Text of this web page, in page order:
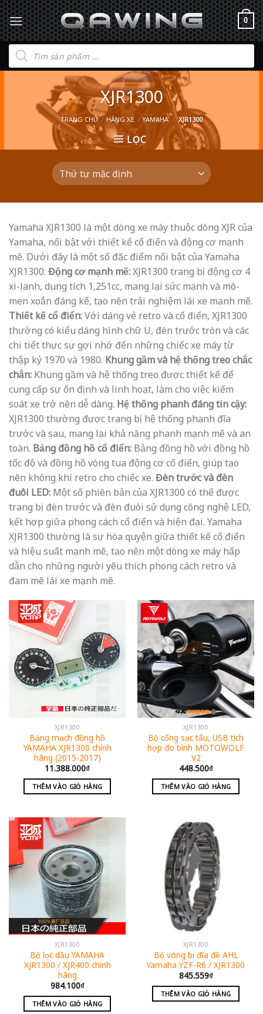
0
Tìm
kiếm
sản
phẩm
XJR1300
TRANG CHỦ / HÃNG XE / YAMAHA / XJR1300
LỌC
Yamaha XJR1300 là một dòng xe máy thuộc dòng XJR của
Yamaha, nổi bật với thiết kế cổ điển và động cơ mạnh
mẽ. Dưới đây là một số đặc điểm nổi bật của Yamaha
XJR1300: Động cơ mạnh mẽ:XJR1300 trang bị động cơ 4
xi-lanh, dung tích 1,251cc, mang lại sức mạnh và mô-
men xoắn đáng kể, tạo nên trải nghiệm lái xe mạnh mẽ.
Thiết kế cổ điển:Với dáng vẻ retro và cổ điển, XJR1300
thường có kiểu dáng hình chữ U, đèn trước tròn và các
chi tiết thực sự gợi nhớ đến những chiếc xe máy từ
thập kỷ 1970 và 1980. Khung gầm và hệ thống treo chắc
chắn: Khung gầm và hệ thống treo được thiết kế để
cung cấp sự ổn định và linh hoạt, làm cho việc kiểm
soát xe trở nên dễ dàng. Hệ thống phanh đáng tin cậy:
XJR1300 thường được trang bị hệ thống phanh đĩa
trước và sau, mang lại khả năng phanh mạnh mẽ và an
toàn. Bảng đồng hồ cổ điển: Bảng đồng hồ với đồng hồ
tốc độ và đồng hồ vòng tua động cơ cổ điển, giúp tạo
nên không khí retro cho chiếc xe. Đèn trước và đèn
đuôi LED: Một số phiên bản của XJR1300 có thể được
trang bị đèn trước và đèn đuôi sử dụng công nghệ LED,
kết hợp giữa phong cách cổ điển và hiện đại. Yamaha
XJR1300 thường là sự hòa quyện giữa thiết kế cổ điển
và hiệu suất mạnh mẽ, tạo nên một dòng xe máy hấp
dẫn cho những người yêu thích phong cách retro và
đam mê lái xe mạnh mẽ.
XJR1300
Bảng mạch đồng hồ
YAMAHA XJR1300 chính
hãng (2015-2017)
11.388.000₫
THÊM VÀO GIỎ HÀNG
XJR1300
Bộ cổng sạc tẩu, USB tích
hợp đo bình MOTOWOLF
V2
448.500₫
THÊM VÀO GIỎ HÀNG
XJR1300
Bộ lọc dầu YAMAHA
XJR1300 / XJR400 chính
hãng
984.100₫
THÊM VÀO GIỎ HÀNG
XJR1300
Bộ vòng bi đĩa đề AHL
Yamaha YZF-R6 / XJR1300
845.559₫
THÊM VÀO GIỎ HÀNG